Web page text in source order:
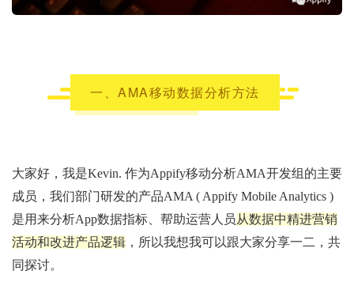
一、AMA移动数据分析方法
大家好，我是Kevin. 作为Appify移动分析AMA开发组的主要
成员，我们部门研发的产品AMA ( Appify Mobile Analytics )
是用来分析App数据指标、帮助运营人员从数据中精进营销
活动和改进产品逻辑 ，所以我想我可以跟大家分享一二，共
同探讨。